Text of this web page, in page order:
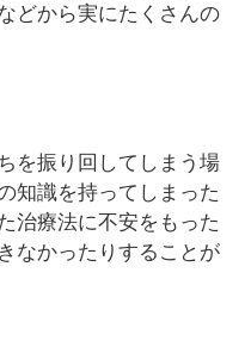
どから実にたくさんの
を振り回してしまう場
知識を持ってしまった
治療法に不安をもった
なかったりすることが